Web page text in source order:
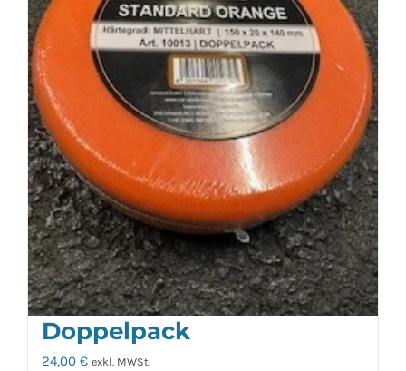
Carwaxx Polierpad
Standard Orange
Doppelpack
24,00 € exkl. MWSt.